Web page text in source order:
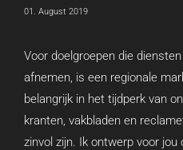
01. August 2019
Voor doelgroepen die
afnemen, is een regionale
belangrijk in het tijdperk van
kranten, vakbladen en
zinvol zijn. Ik ontwerp voor